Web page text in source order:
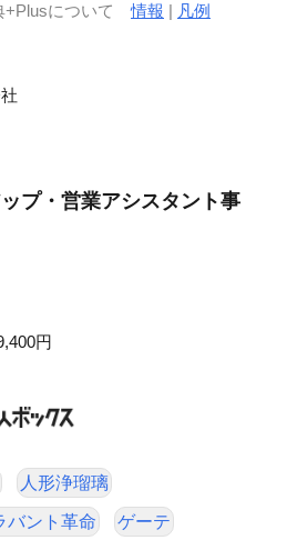
+Plusについて情報 | 凡例
プ・営業アシスタント事
円
人形浄瑠璃
バント革命 ゲーテ